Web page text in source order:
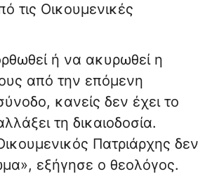
τις Οικουμενικές
ή να ακυρωθεί η
από την επόμενη
κανείς δεν έχει το
τη δικαιοδοσία.
Πατριάρχης δεν
εξήγησε ο θεολόγος.